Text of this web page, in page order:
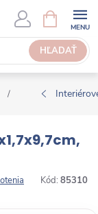
HĽADAŤ
Á
K
U
P
N
O
K
/
Kód: 85310